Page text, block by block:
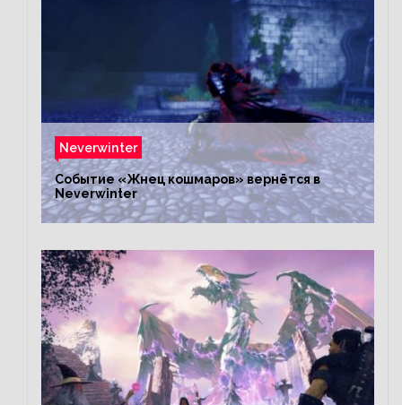
Neverwinter
Событие «Жнец кошмаров» вернётся в
Neverwinter